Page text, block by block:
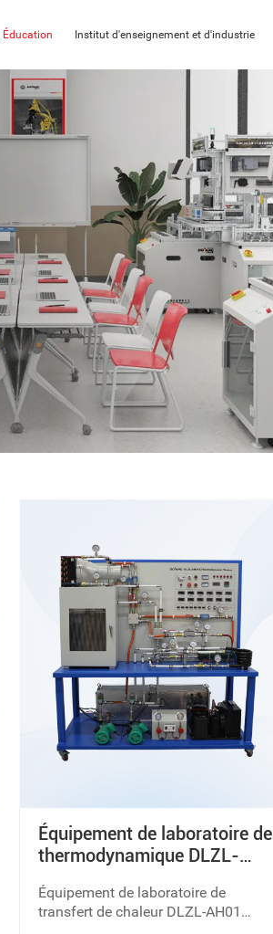
Éducation Institut d'enseignement et d'industrie
Équipement de laboratoire de
thermodynamique DLZL-
laboratoire de transfert de
chaleur
Équipement de laboratoire de
transfert de chaleur DLZL-AH01